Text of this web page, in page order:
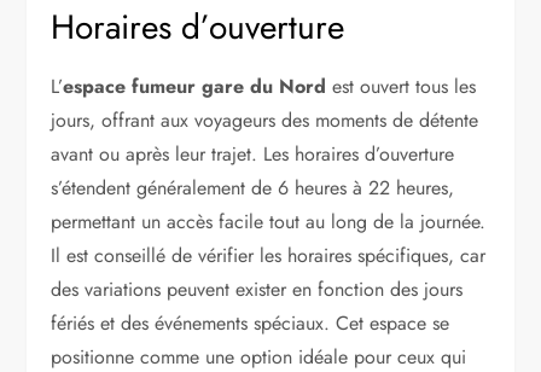
Horaires d’ouverture
L’espace fumeur gare du Nord est ouvert tous les
jours, offrant aux voyageurs des moments de détente
avant ou après leur trajet. Les horaires d’ouverture
s’étendent généralement de 6 heures à 22 heures,
permettant un accès facile tout au long de la journée.
Il est conseillé de vérifier les horaires spécifiques, car
des variations peuvent exister en fonction des jours
fériés et des événements spéciaux. Cet espace se
positionne comme une option idéale pour ceux qui